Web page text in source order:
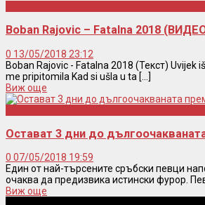
Boban Rajovic – Fatalna 2018
0 13/05/2018 23:12
Boban Rajovic - Fatalna 2018 (Текст)
me pripitomila Kad si ušla u ta [...]
Виж още
Остават 3 дни до
0 07/05/2018 19:59
Един от най-търсените сръбски певци
очаква да предизвика истински фурор.
Виж още